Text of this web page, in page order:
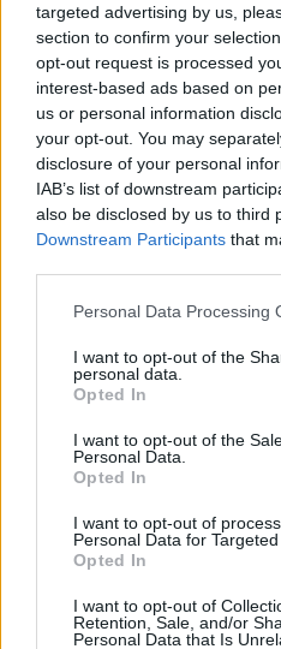
targeted advertising by us,
section to confirm your
opt-out request is processed
interest-based ads based on
us or personal information
your opt-out. You may
disclosure of your personal
IAB’s list of downstream
also be disclosed by us to third
Downstream Participants that
Please note that this website/
not limited to your visit or
grant or deny consent to
use your data for below
consent section.
Personal Data Processing
I want to opt-out of the
personal data.
Opted In
I want to opt-out of the
Personal Data.
Opted In
I want to opt-out of
Personal Data for Targeted
Opted In
I want to opt-out of
Retention, Sale, and/or
Personal Data that Is
Fókuszban
A legutóbb, derült égből
hogy az RTL Klub egyik
a tévéadónál több mint tíz
átigazol a TV2-höz,
gyártásába, a Tényekbe.
Máté Kriszta,
Friderikusz is az